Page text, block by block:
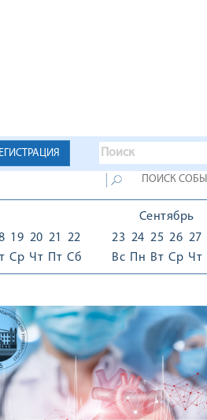
19
Ср
20
Чт
21
Пт
22
Сб
Сентябрь
23
Вс
24
Пн
25
Вт
26
Ср
27
Чт